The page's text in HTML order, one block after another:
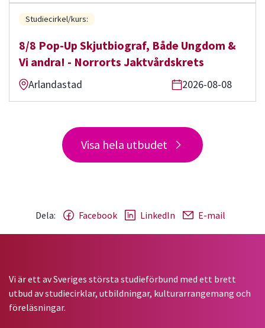
Studiecirkel/kurs:
8/8 Pop-Up Skjutbiograf, Både Ungdom &
Vi andra! - Norrorts Jaktvårdskrets
Arlandastad 2026-08-08
Visa hela utbudet
Dela: Facebook LinkedIn E-mail
Vi är ett av Sveriges största studieförbund med ett brett
utbud av studiecirklar, utbildningar, kulturarrangemang och
föreläsningar.